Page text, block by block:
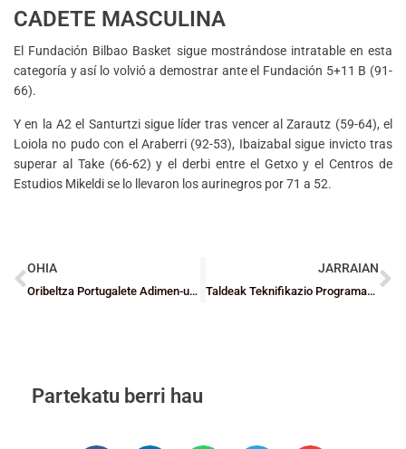
CADETE MASCULINA
El Fundación Bilbao Basket sigue mostrándose intratable en esta
categoría y así lo volvió a demostrar ante el Fundación 5+11 B (91-
66).
Y en la A2 el Santurtzi sigue líder tras vencer al Zarautz (59-64), el
Loiola no pudo con el Araberri (92-53), Ibaizabal sigue invicto tras
superar al Take (66-62) y el derbi entre el Getxo y el Centros de
Estudios Mikeldi se lo llevaron los aurinegros por 71 a 52.
OHIA
Oribeltza Portugalete Adimen-urritasun duten Jokalarien Saskibaloi Ligako sailkapenaren lehen postuan finkatu da
JARRAIAN
Taldeak Teknifikazio Programan finkatzen dira
Partekatu berri hau